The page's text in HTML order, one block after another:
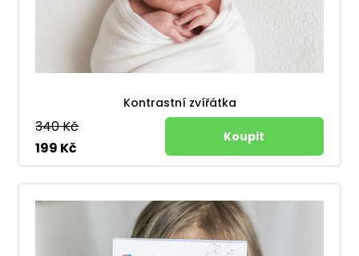
Kontrastní zvířátka
340 Kč
199 Kč